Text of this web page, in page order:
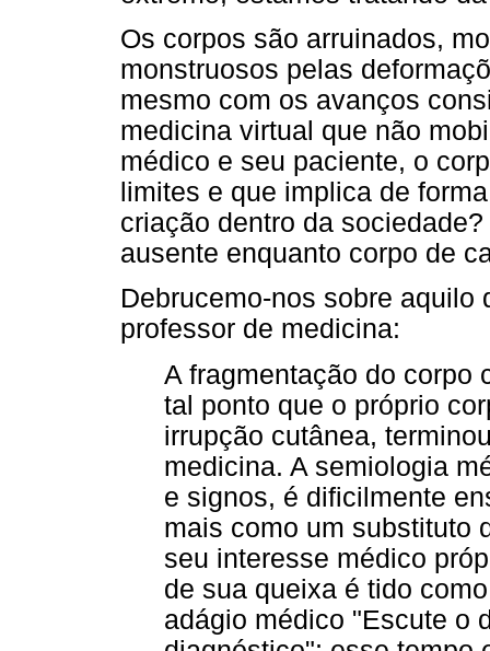
Os corpos são arruinados,
monstruosos pelas
mesmo com os avanços
medicina virtual que não
médico e seu paciente, o
limites e que implica de
criação dentro da
ausente enquanto corpo de
Debrucemo-nos sobre aquilo
professor de medicina:
A fragmentação do corpo
tal ponto que o próprio
irrupção cutânea,
medicina. A semiologia
e signos, é dificilmente
mais como um substituto
seu interesse médico
de sua queixa é tido
adágio médico "Escute o